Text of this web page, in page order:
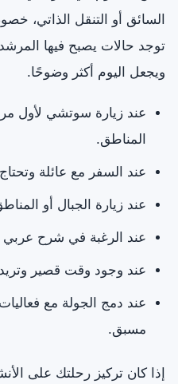
السائق أو التنقل الذاتي،
توجد حالات يصبح فيها المرشد
ويجعل اليوم أكثر وضوحًا.
عند زيارة سوتشي لأول
المناطق.
عند السفر مع عائلة
عند زيارة الجبال أو
عند الرغبة في شرح عربي
عند وجود وقت قصير
عند دمج الجولة مع
مسبق.
إذا كان تركيز رحلتك على